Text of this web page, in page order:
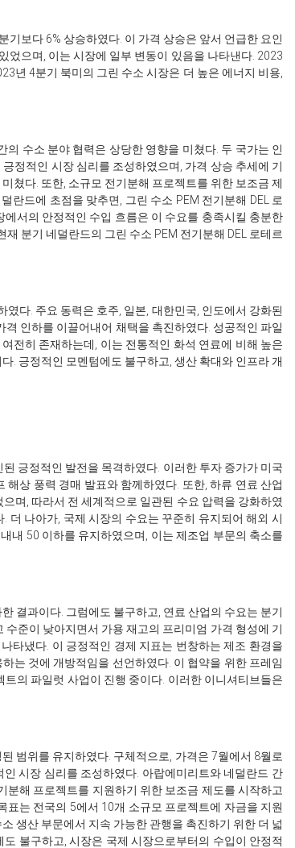
기보다 6% 상승하였다. 이 가격 상승은 앞서 언급한 요인
었으며, 이는 시장에 일부 변동이 있음을 나타낸다. 2023
년 4분기 북미의 그린 수소 시장은 더 높은 에너지 비용,
수소 분야 협력은 상당한 영향을 미쳤다. 두 국가는 인
정적인 시장 심리를 조성하였으며, 가격 상승 추세에 기
쳤다. 또한, 소규모 전기분해 프로젝트를 위한 보조금 제
란드에 초점을 맞추면, 그린 수소 PEM 전기분해 DEL 로
서의 안정적인 수입 흐름은 이 수요를 충족시킬 충분한
분기 네덜란드의 그린 수소 PEM 전기분해 DEL 로테르
다. 주요 동력은 호주, 일본, 대한민국, 인도에서 강화된
인하를 이끌어내어 채택을 촉진하였다. 성공적인 파일
전히 존재하는데, 이는 전통적인 화석 연료에 비해 높은
. 긍정적인 모멘텀에도 불구하고, 생산 확대와 인프라 개
긍정적인 발전을 목격하였다. 이러한 투자 증가가 미국
상 풍력 경매 발표와 함께하였다. 또한, 하류 연료 산업
며, 따라서 전 세계적으로 일관된 수요 압력을 강화하였
더 나아가, 국제 시장의 수요는 꾸준히 유지되어 해외 시
내 50 이하를 유지하였으며, 이는 제조업 부문의 축소를
결과이다. 그럼에도 불구하고, 연료 산업의 수요는 분기
준이 낮아지면서 가용 재고의 프리미엄 가격 형성에 기
타냈다. 이 긍정적인 경제 지표는 번창하는 제조 환경을
는 것에 개방적임을 선언하였다. 이 협약을 위한 프레임
의 파일럿 사업이 진행 중이다. 이러한 이니셔티브들은
범위를 유지하였다. 구체적으로, 가격은 7월에서 8월로
시장 심리를 조성하였다. 아랍에미리트와 네덜란드 간
해 프로젝트를 지원하기 위한 보조금 제도를 시작하고
는 전국의 5에서 10개 소규모 프로젝트에 자금을 지원
생산 부문에서 지속 가능한 관행을 촉진하기 위한 더 넓
불구하고, 시장은 국제 시장으로부터의 수입이 안정적